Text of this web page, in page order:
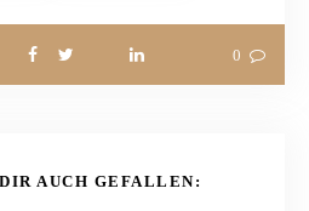
0
AUCH GEFALLEN: